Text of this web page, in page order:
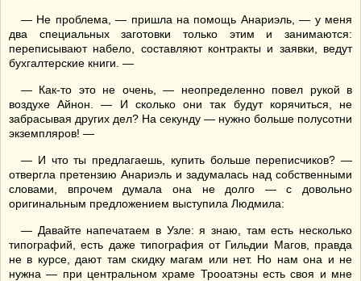
— Не проблема, — пришла на помощь Анариэль, — у меня
два специальных заготовки только этим и занимаются:
переписывают набело, составляют контракты и заявки, ведут
бухгалтерские книги. —
— Как-то это не очень, — неопределенно повел рукой в
воздухе Айнон. — И сколько они так будут корячиться, не
забрасывая других дел? На секунду — нужно больше полусотни
экземпляров! —
— И что ты предлагаешь, купить больше переписчиков? —
отвергла претензию Анариэль и задумалась над собственными
словами, впрочем думала она не долго — с довольно
оригинальным предложением выступила Людмила:
— Давайте напечатаем в Узле: я знаю, там есть несколько
типографий, есть даже типография от Гильдии Магов, правда
не в курсе, дают там скидку магам или нет. Но нам она и не
нужна — при центральном храме Трооатэны есть своя и мне